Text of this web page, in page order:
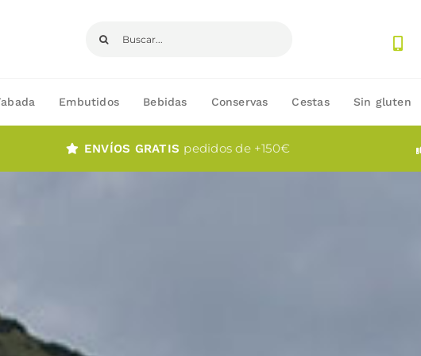
Embutidos Bebidas Conservas Cestas Sin gluten
ENVÍOS GRATIS pedidos de +150€